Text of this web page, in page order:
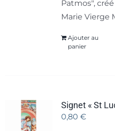
Patmos",
Marie Vierge
Ajouter au
panier
Signet « St
0,80 €